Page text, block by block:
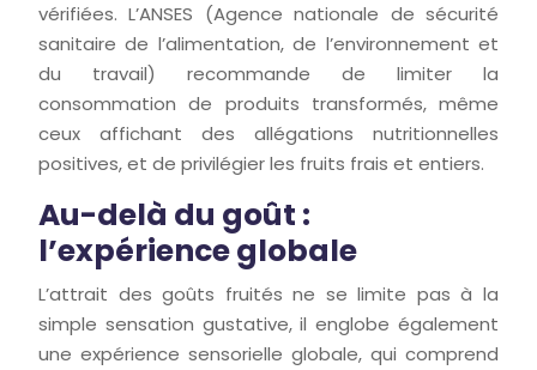
vérifiées. L’ANSES (Agence nationale de sécurité
sanitaire de l’alimentation, de l’environnement et
du travail) recommande de limiter la
consommation de produits transformés, même
ceux affichant des allégations nutritionnelles
positives, et de privilégier les fruits frais et entiers.
Au-delà du goût :
l’expérience globale
L’attrait des goûts fruités ne se limite pas à la
simple sensation gustative, il englobe également
une expérience sensorielle globale, qui comprend